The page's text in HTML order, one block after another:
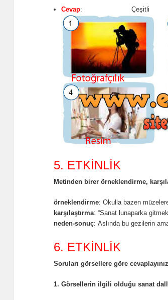
Cevap: Çeşitli
5. ETKİNLİK
Metinden birer örneklendirme,
örneklendirme: Okulla bazen
karşılaştırma: “Sanat lunaparka
neden-sonuç: Aslında bu gezilerin
6. ETKİNLİK
Soruları görsellere göre
1. Görsellerin ilgili olduğu sanat